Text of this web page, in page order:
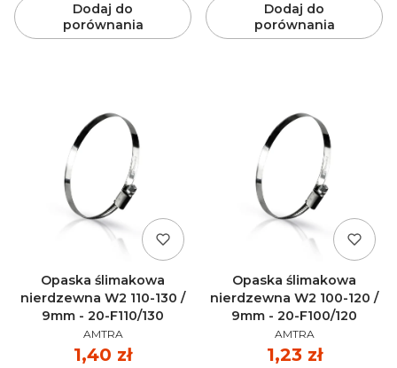
Dodaj do
porównania
Dodaj do
porównania
Opaska ślimakowa
nierdzewna W2 110-130 /
9mm - 20-F110/130
PRODUCENT
AMTRA
Cena
1,40 zł
Opaska ślimakowa
nierdzewna W2 100-120 /
9mm - 20-F100/120
PRODUCENT
AMTRA
Cena
1,23 zł